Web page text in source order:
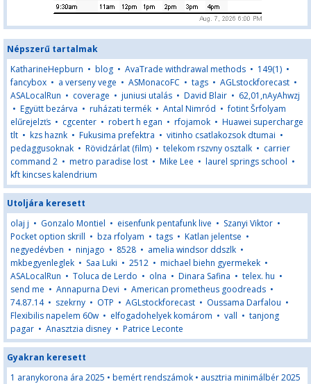
Népszerű tartalmak
KatharineHepburn • blog • AvaTrade withdrawal methods • 149(1) •
fancybox • a verseny vege • ASMonacoFC • tags • AGLstockforecast •
ASALocalRun • coverage • juniusi utalás • David Blair • 62,01,nAyAhwzj
• Együtt bezárva • ruházati termék • Antal Nimród •fotint Šrfolyam
elűrejelzťs • cgcenter • robert h egan • rfojamok • Huawei supercharge
tlt • kzs haznk • Fukusima prefektra • vitinho csatlakozsok dtumai •
pedaggusoknak • Rövidzárlat (film) • telekom rszvny osztalk • carrier
command 2 • metro paradise lost • Mike Lee • laurel springs school •
kft kincses kalendrium
Utoljára keresett
olaj j • Gonzalo Montiel • eisenfunk pentafunk live • Szanyi Viktor •
Pocket option skrill • bza rfolyam • tags • Katlan jelentse •
negyedévben • ninjago • 8528 • amelia windsor ddszlk •
mkbegyenleglek • Saa Luki • 2512 • michael biehn gyermekek •
ASALocalRun • Toluca de Lerdo • olna • Dinara Safina • telex. hu •
send me • Annapurna Devi • American prometheus goodreads •
74.87.14• szekrny • OTP • AGLstockforecast • Oussama Darfalou •
Flexibilis napelem 60w • elfogadohelyek komárom • vall • tanjong
pagar • Anasztzia disney • Patrice Leconte
Gyakran keresett
1 aranykorona ára 2025 • bemért rendszámok • ausztria minimálbér 2025